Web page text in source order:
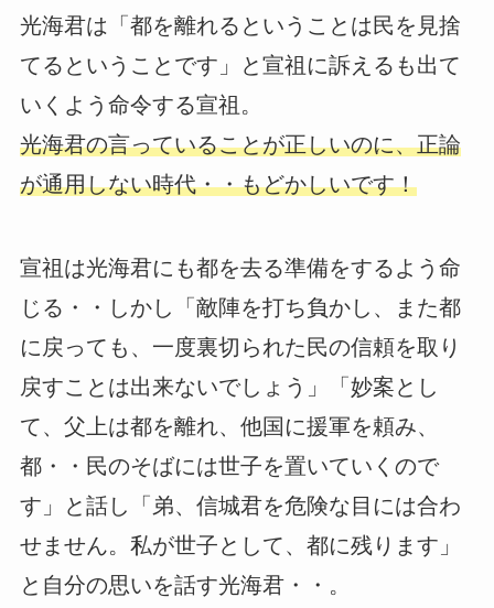
光海君は「都を離れるということは民を見捨
てるということです」と宣祖に訴えるも出て
いくよう命令する宣祖。
光海君の言っていることが正しいのに、正論
が通用しない時代・・もどかしいです！
宣祖は光海君にも都を去る準備をするよう命
じる・・しかし「敵陣を打ち負かし、また都
に戻っても、一度裏切られた民の信頼を取り
戻すことは出来ないでしょう」「妙案とし
て、父上は都を離れ、他国に援軍を頼み、
都・・民のそばには世子を置いていくので
す」と話し「弟、信城君を危険な目には合わ
せません。私が世子として、都に残ります」
と自分の思いを話す光海君・・。